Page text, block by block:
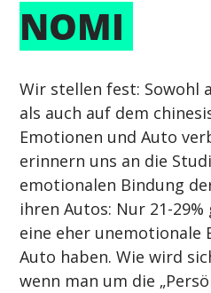
NOMI
Wir stellen fest: Sowohl
als auch auf dem
Emotionen und Auto
erinnern uns an die
emotionalen Bindung
ihren Autos: Nur 21-29%
eine eher unemotionale
Auto haben. Wie wird
wenn man um die